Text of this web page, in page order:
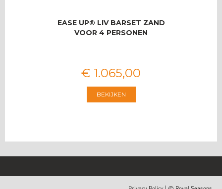
EASE UP® LIV BARSET ZAND
VOOR 4 PERSONEN
€ 1.065,00
BEKIJKEN